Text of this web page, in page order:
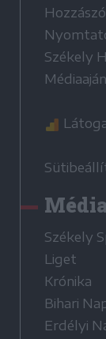
Székely
Székely
Liget
Krónika
Bihari
Erdélyi